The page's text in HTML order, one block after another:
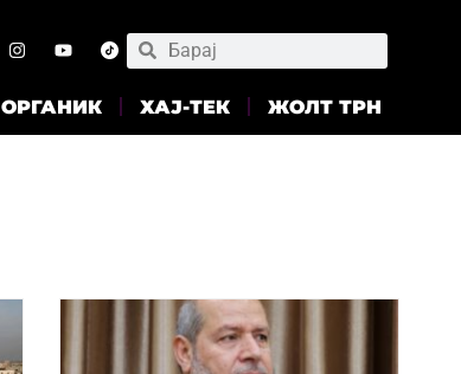
ОРГАНИК ХАЈ-ТЕК ЖОЛТ ТРН